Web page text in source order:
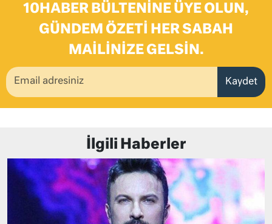
10HABER BÜLTENINE ÜYE OLUN,
GÜNDEM ÖZETI HER SABAH
MAILINIZE GELSIN.
Kaydet
İlgili Haberler